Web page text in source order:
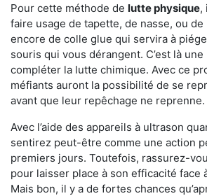
Pour cette méthode de lutte physique,
faire usage de tapette, de nasse, ou
encore de colle glue qui servira à
souris qui vous dérangent. C’est là
compléter la lutte chimique. Avec ce
méfiants auront la possibilité de se
avant que leur repêchage ne reprenne.
Avec l’aide des appareils à ultrason
sentirez peut-être comme une action
premiers jours. Toutefois, rassurez-
pour laisser place à son efficacité face
Mais bon, il y a de fortes chances